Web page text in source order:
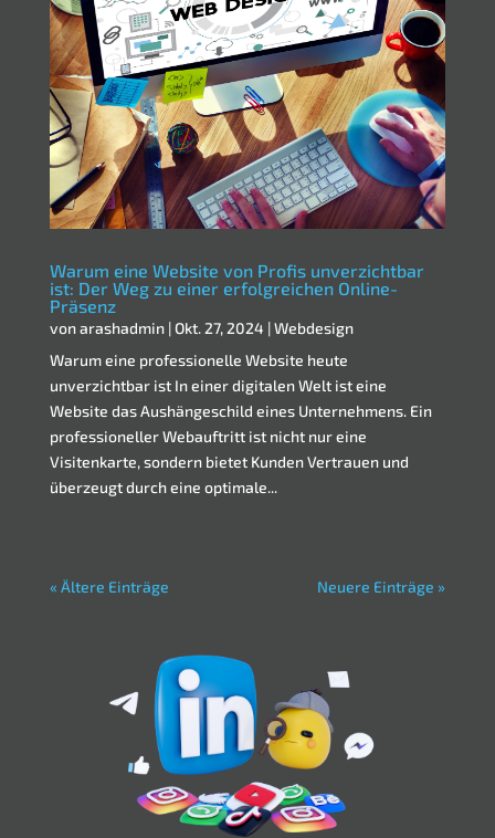
Warum eine Website von Profis unverzichtbar
ist: Der Weg zu einer erfolgreichen Online-
Präsenz
vonarashadmin|Okt. 27, 2024 |Webdesign
Warum eine professionelle Website heute
unverzichtbar ist In einer digitalen Welt ist eine
Website das Aushängeschild eines Unternehmens. Ein
professioneller Webauftritt ist nicht nur eine
Visitenkarte, sondern bietet Kunden Vertrauen und
überzeugt durch eine optimale...
« Ältere Einträge Neuere Einträge »